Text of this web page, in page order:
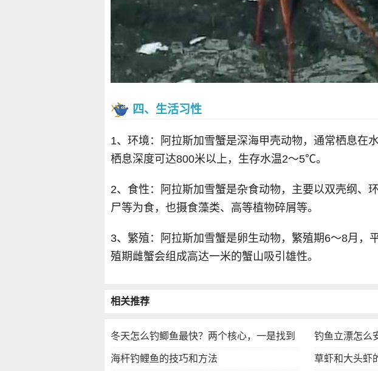
四、生活习性
1、环境：阿拉斯加雪蟹是深海甲壳动物，通常栖息在
栖息深度可达800米以上，生存水温2～5℃。
2、食性：阿拉斯加雪蟹是杂食动物，主要以双壳纲、
尸等为食，也摄食藻类、高等植物碎屑等。
3、繁殖：阿拉斯加雪蟹是卵生动物，繁殖期6～8月，
殖期雌蟹会组成高达一米的蟹山吸引雄性。
相关推荐
冬天怎么钓鲫鱼最快？两个核心，一是找到 钓鱼立漂怎么
海杆钓鲤鱼的技巧和方法 草虾和大头虾